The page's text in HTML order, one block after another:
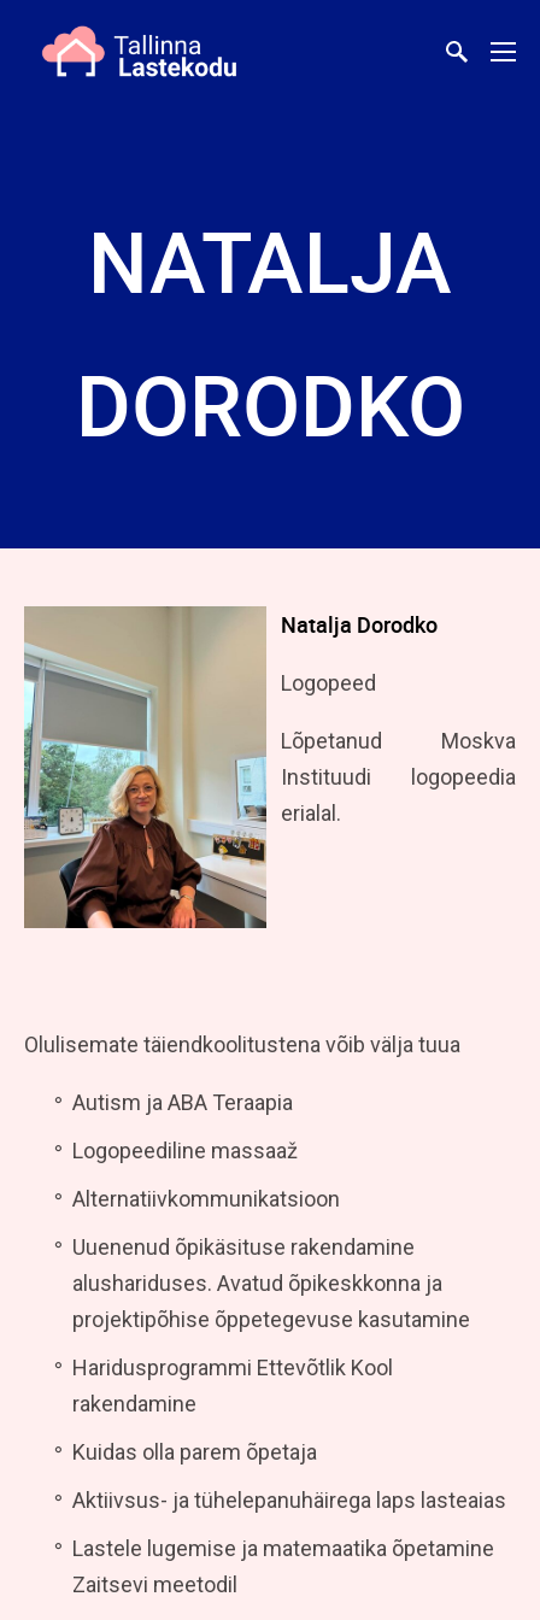
NATALJA
DORODKO
Natalja Dorodko
Logopeed
Lõpetanud Moskva
Instituudi logopeedia
erialal.
Olulisemate täiendkoolitustena võib välja tuua
Autism ja ABA Teraapia
Logopeediline massaaž
Alternatiivkommunikatsioon
Uuenenud õpikäsituse rakendamine
alushariduses. Avatud õpikeskkonna ja
projektipõhise õppetegevuse kasutamine
Haridusprogrammi Ettevõtlik Kool
rakendamine
Kuidas olla parem õpetaja
Aktiivsus- ja tühelepanuhäirega laps lasteaias
Lastele lugemise ja matemaatika õpetamine
Zaitsevi meetodil